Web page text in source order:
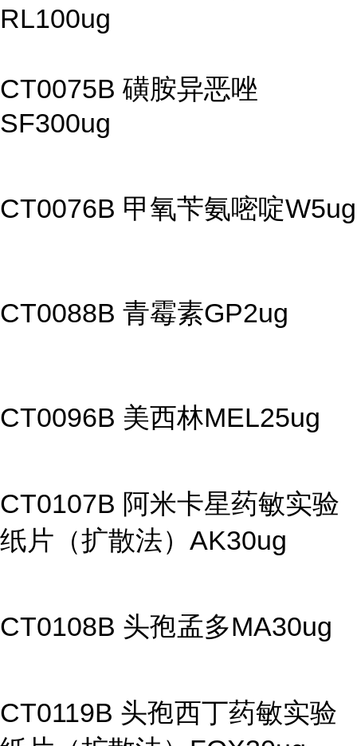
RL100ug
CT0075B 磺胺异恶唑
SF300ug
CT0076B 甲氧苄氨嘧啶W5ug
CT0088B 青霉素GP2ug
CT0096B 美西林MEL25ug
CT0107B 阿米卡星药敏实验
纸片（扩散法）AK30ug
CT0108B 头孢孟多MA30ug
CT0119B 头孢西丁药敏实验